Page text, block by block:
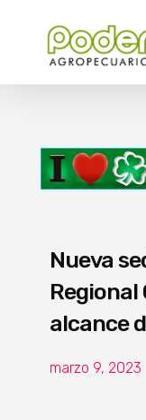
Nueva
Regional
alcance
marzo 9, 2023